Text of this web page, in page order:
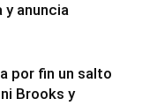
y anuncia
por fin un salto
Brooks y